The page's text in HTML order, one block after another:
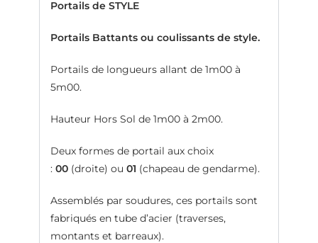
Portails de STYLE
Portails Battants ou coulissants de style.
Portails de longueurs allant de 1m00 à
5m00.
Hauteur Hors Sol de 1m00 à 2m00.
Deux formes de portail aux choix
: 00(droite) ou 01 (chapeau de gendarme).
Assemblés par soudures, ces portails sont
fabriqués en tube d’acier (traverses,
montants et barreaux).